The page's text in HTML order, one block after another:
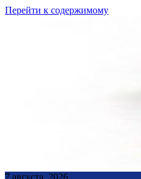
Перейти к содержимому
7 августа, 2026